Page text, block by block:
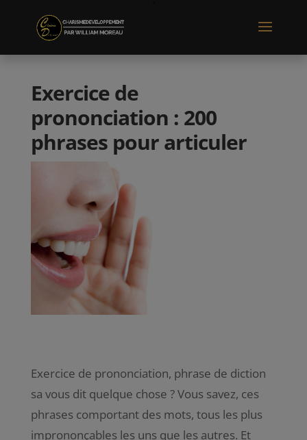
Exercice de
prononciation : 200
phrases pour articuler
Exercice de prononciation, phrase de diction
sa vous dit quelque chose ? Vous savez, ces
phrases comportant des mots, tous les plus
imprononçables les uns que les autres. Et